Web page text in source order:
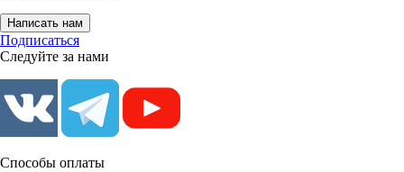
Написать нам
Подписаться
Следуйте за нами
Способы оплаты